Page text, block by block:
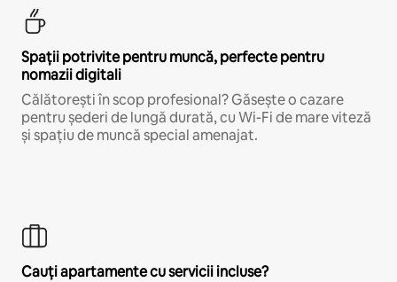
Spații potrivite pentru muncă, perfecte pentru
nomazii digitali
Călătorești în scop profesional? Găsește o cazare
pentru șederi de lungă durată, cu Wi-Fi de mare viteză
și spațiu de muncă special amenajat.
Cauți apartamente cu servicii incluse?